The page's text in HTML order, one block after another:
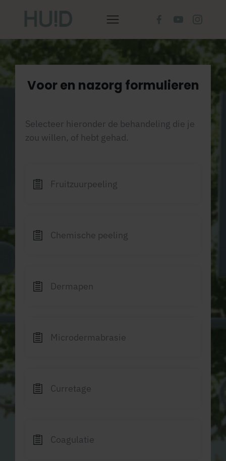
Voor en nazorg formulieren
Selecteer hieronder de behandeling die je
zou willen, of hebt gehad.
Fruitzuurpeeling
Chemische peeling
Dermapen
Microdermabrasie
Curretage
Coagulatie